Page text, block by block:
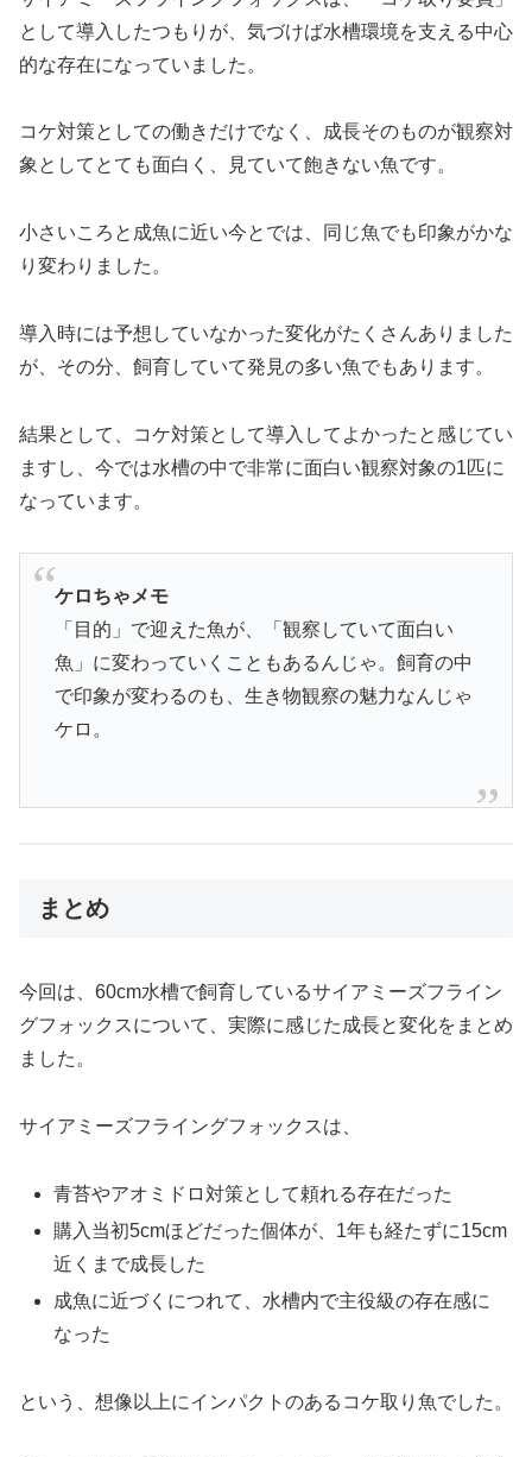
として導入したつもりが、気づけば水槽環境を支える中心
的な存在になっていました。
コケ対策としての働きだけでなく、成長そのものが観察対
象としてとても面白く、見ていて飽きない魚です。
小さいころと成魚に近い今とでは、同じ魚でも印象がかな
り変わりました。
導入時には予想していなかった変化がたくさんありました
が、その分、飼育していて発見の多い魚でもあります。
結果として、コケ対策として導入してよかったと感じてい
ますし、今では水槽の中で非常に面白い観察対象の1匹に
なっています。
ケロちゃメモ
「目的」で迎えた魚が、「観察していて面白い
魚」に変わっていくこともあるんじゃ。飼育の中
で印象が変わるのも、生き物観察の魅力なんじゃ
ケロ。
まとめ
今回は、60cm水槽で飼育しているサイアミーズフライン
グフォックスについて、実際に感じた成長と変化をまとめ
ました。
サイアミーズフライングフォックスは、
青苔やアオミドロ対策として頼れる存在だった
購入当初5cmほどだった個体が、1年も経たずに15cm
近くまで成長した
成魚に近づくにつれて、水槽内で主役級の存在感に
なった
という、想像以上にインパクトのあるコケ取り魚でした。